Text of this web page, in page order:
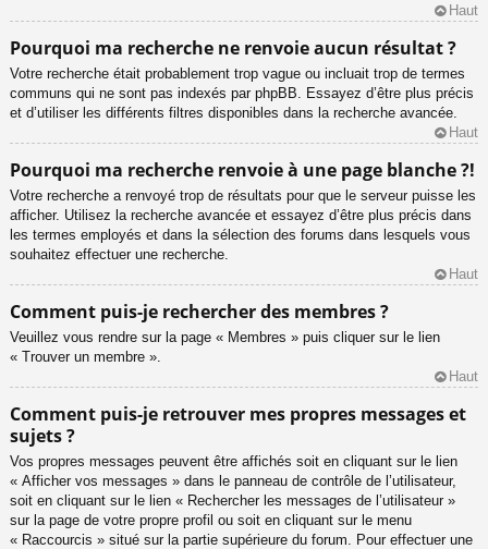
Haut
Pourquoi ma recherche ne renvoie aucun résultat ?
Votre recherche était probablement trop vague ou incluait trop de termes
communs qui ne sont pas indexés par phpBB. Essayez d’être plus précis
et d’utiliser les différents filtres disponibles dans la recherche avancée.
Haut
Pourquoi ma recherche renvoie à une page blanche ?!
Votre recherche a renvoyé trop de résultats pour que le serveur puisse les
afficher. Utilisez la recherche avancée et essayez d’être plus précis dans
les termes employés et dans la sélection des forums dans lesquels vous
souhaitez effectuer une recherche.
Haut
Comment puis-je rechercher des membres ?
Veuillez vous rendre sur la page « Membres » puis cliquer sur le lien
« Trouver un membre ».
Haut
Comment puis-je retrouver mes propres messages et
sujets ?
Vos propres messages peuvent être affichés soit en cliquant sur le lien
« Afficher vos messages » dans le panneau de contrôle de l’utilisateur,
soit en cliquant sur le lien « Rechercher les messages de l’utilisateur »
sur la page de votre propre profil ou soit en cliquant sur le menu
« Raccourcis » situé sur la partie supérieure du forum. Pour effectuer une